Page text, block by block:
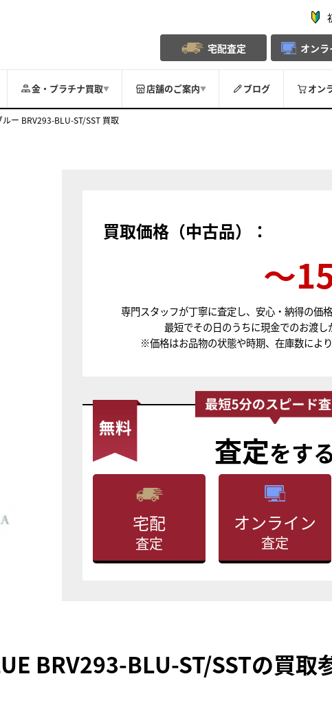
宅配査定 オン
金・プラチナ買取▼ 店舗のご案内▼ ブログ オン
ー BRV293-BLU-ST/SST 買取
買取価格（中古品）：
〜
専門スタッフが丁寧に査定し、安心・納得の価
最短でその日のうちに現金でのお渡し
※価格はお品物の状態や時期、在庫数により
査定をする
宅配
査定
オンライン
査定
BRV293-BLU-ST/SSTの買取